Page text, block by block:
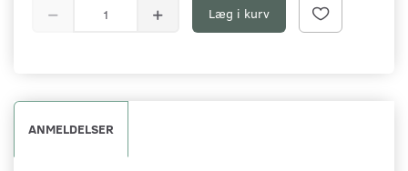
Læg i kurv
ANMELDELSER